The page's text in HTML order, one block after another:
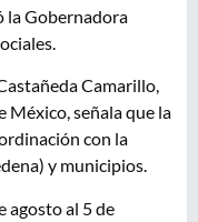
la Gobernadora
Camarillo,
México, señala que la
con la
y municipios.
agosto al 5 de